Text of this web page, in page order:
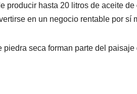
hasta 20 litros de aceite
en un negocio rentable por sí
seca forman parte del